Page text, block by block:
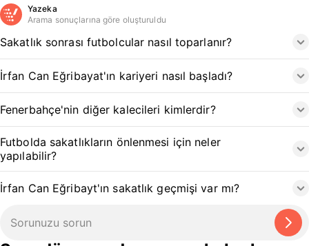
Yazeka
Arama sonuçlarına göre oluşturuldu
Sakatlık sonrası futbolcular nasıl toparlanır?
İrfan Can Eğribayat'ın kariyeri nasıl başladı?
Fenerbahçe'nin diğer kalecileri kimlerdir?
Futbolda sakatlıkların önlenmesi için neler
yapılabilir?
İrfan Can Eğribayt'ın sakatlık geçmişi var mı?